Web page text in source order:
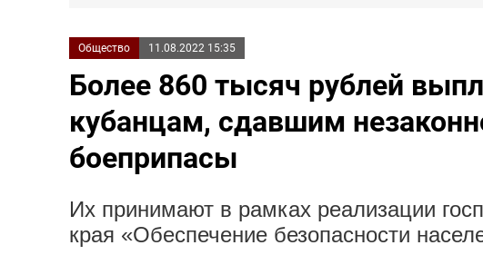
Общество 11.08.2022 15:35
Более 860 тысяч рублей
кубанцам, сдавшим
боеприпасы
Их принимают в рамках реализации
края «Обеспечение безопасности